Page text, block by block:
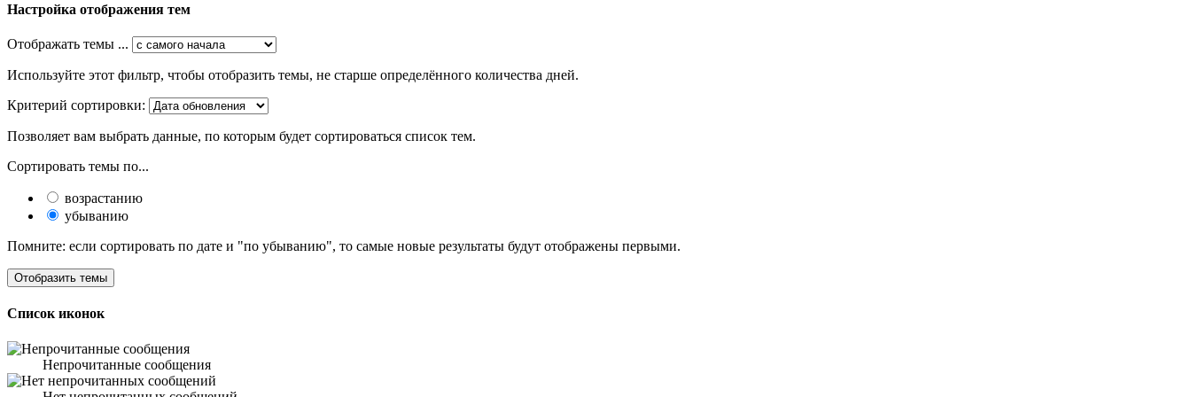
Настройка отображения тем
Отображать темы ...
Используйте этот фильтр, чтобы отобразить темы, не старше определённого количества дней.
Критерий сортировки:
Позволяет вам выбрать данные, по которым будет сортироваться список тем.
Сортировать темы по...
возрастанию
убыванию
Помните: если сортировать по дате и "по убыванию", то самые новые результаты будут отображены первыми.
Список иконок
Непрочитанные сообщения